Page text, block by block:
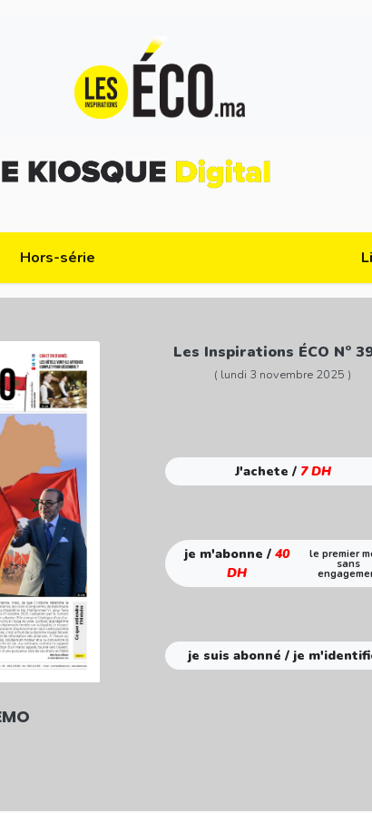
Hors-série
Les Inspirations ÉCO N°
( lundi 3 novembre 2025 )
J'achete / 7 DH
je m'abonne / 40
DH
le premier
sans
je suis abonné / je